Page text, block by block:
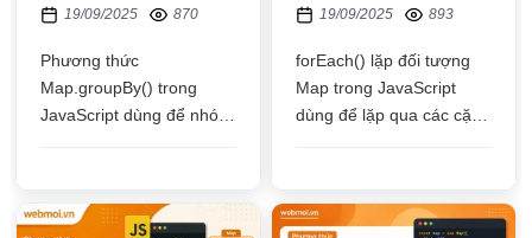
JavaScript
19/09/2025 870
Phương thức
Map.groupBy() trong
JavaScript dùng để nhóm
JavaScript
19/09/2025 893
forEach() lặp đối tượng
Map trong JavaScript
dùng để lặp qua các cặp